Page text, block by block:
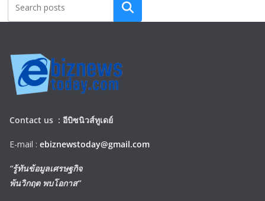
Search
Contact us : อีบิซนิวส์ทูเดย์
E-mail : ebiznewstoday@gmail.com
“รู้ทันข้อมูลเศรษฐกิจ
พ้นวิกฤต พบโอกาส”